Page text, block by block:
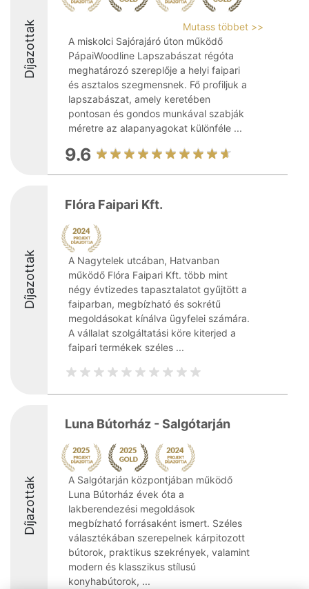
Díjazottak
Mutass többet >>
A miskolci Sajórajáró úton működő
PápaiWoodline Lapszabászat régóta
meghatározó szereplője a helyi faipari
és asztalos szegmensnek. Fő profiljuk a
lapszabászat, amely keretében
pontosan és gondos munkával szabják
méretre az alapanyagokat különféle ...
9.6
Díjazottak
Flóra Faipari Kft.
A Nagytelek utcában, Hatvanban
működő Flóra Faipari Kft. több mint
négy évtizedes tapasztalatot gyűjtött a
faiparban, megbízható és sokrétű
megoldásokat kínálva ügyfelei számára.
A vállalat szolgáltatási köre kiterjed a
faipari termékek széles ...
Díjazottak
Luna Bútorház - Salgótarján
A Salgótarján központjában működő
Luna Bútorház évek óta a
lakberendezési megoldások
megbízható forrásaként ismert. Széles
választékában szerepelnek kárpitozott
bútorok, praktikus szekrények, valamint
modern és klasszikus stílusú
konyhabútorok, ...